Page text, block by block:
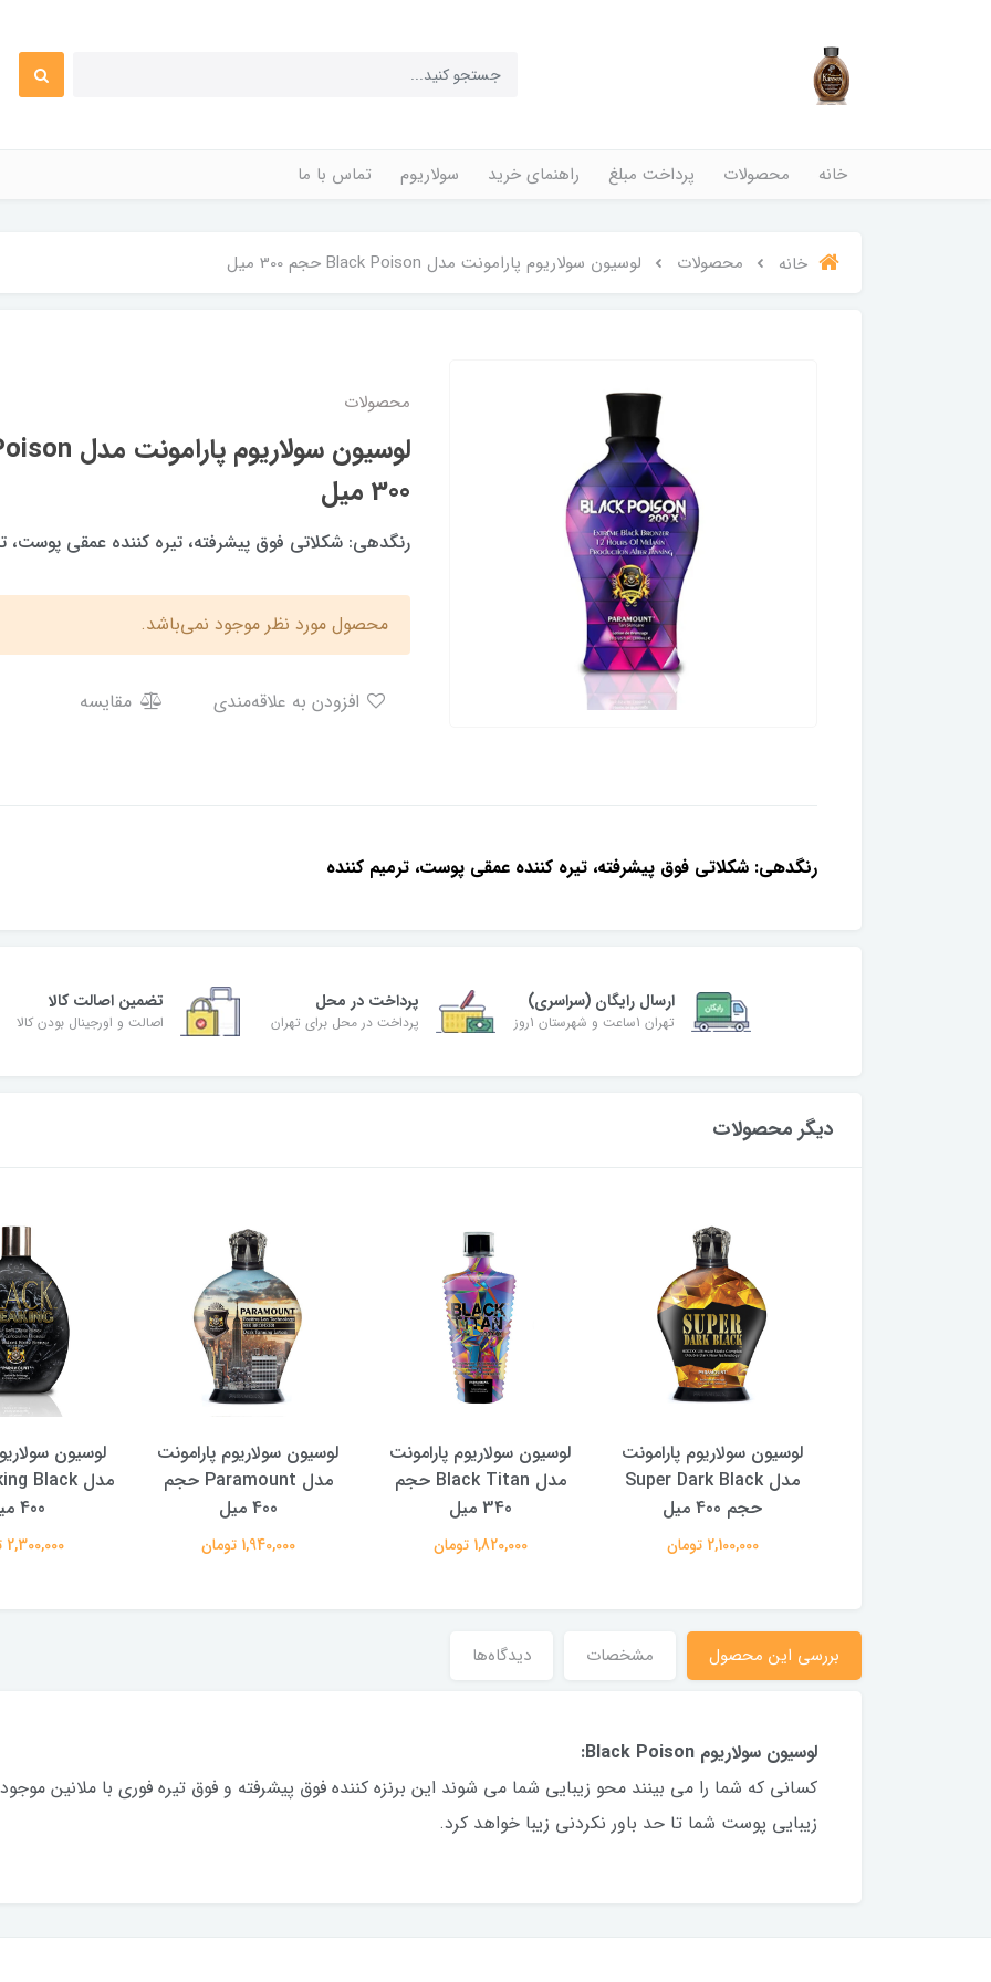
خانه محصولات پرداخت مبلغ راهنمای خرید سولاریوم تماس با ما
خانه محصولات لوسیون سولاریوم پارامونت مدل Black Poison حجم 300 میل
محصولات
300 میل
رنگدهی: شكلاتى فوق پيشرفته، تيره كننده عمقى پوست،
محصول مورد نظر موجود نمی‌باشد.
مقایسه
رنگدهی: شكلاتى فوق پيشرفته، تيره كننده عمقى پوست، ترميم كننده
ارسال رایگان (سراسری)
تهران 1ساعت و شهرستان 1روز
پرداخت در محل
پرداخت در محل برای تهران
تضمین اصالت کالا
اصالت و اورجینال بودن کالا
دیگر محصولات
لوسیون سولاریوم پارامونت
مدل Super Dark Black
حجم 400 میل
2,100,000 تومان
لوسیون سولاریوم پارامونت
مدل Black Titan حجم
340 میل
1,820,000 تومان
لوسیون سولاریوم پارامونت
مدل Paramount حجم
400 میل
1,940,000 تومان
لوسیون
400 میل
2,300,000 تومان
بررسی این محصول مشخصات دیدگاه‌ها
لوسیون سولاریوم Black Poison:
زيبايى پوست شما تا حد باور نكردنى زيبا خواهد کرد.